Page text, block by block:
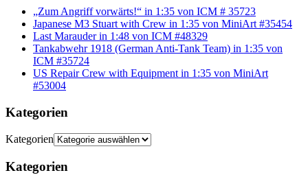
„Zum Angriff vorwärts!“ in 1:35 von ICM # 35723
Japanese M3 Stuart with Crew in 1:35 von MiniArt #35454
Last Marauder in 1:48 von ICM #48329
Tankabwehr 1918 (German Anti-Tank Team) in 1:35 von
ICM #35724
US Repair Crew with Equipment in 1:35 von MiniArt
#53004
Kategorien
Kategorien
Kategorien